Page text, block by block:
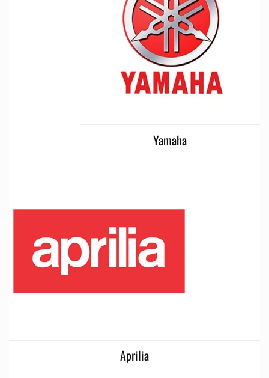
Yamaha
Aprilia